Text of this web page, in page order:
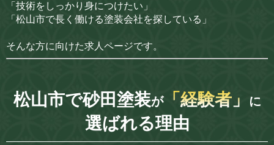
「技術をしっかり身につけたい」
「松山市で長く働ける塗装会社を探している」
そんな方に向けた求人ページです。
松山市で砂田塗装が「経験者」 に
選ばれる理由